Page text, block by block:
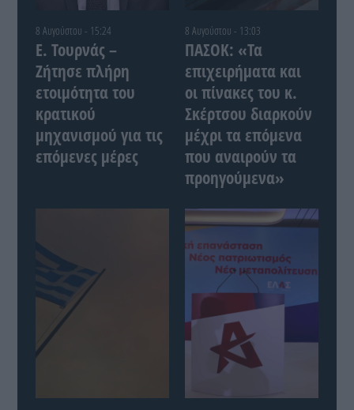
8 Αυγούστου - 15:24
Ε. Τουρνάς –
Ζήτησε πλήρη
ετοιμότητα του
κρατικού
μηχανισμού για τις
επόμενες μέρες
8 Αυγούστου - 13:03
ΠΑΣΟΚ: «Τα
επιχειρήματα και
οι πίνακες του κ.
Σκέρτσου διαρκούν
μέχρι τα επόμενα
που αναιρούν τα
προηγούμενα»